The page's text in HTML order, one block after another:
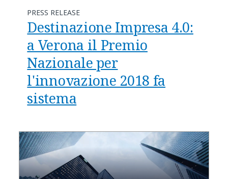
PRESS RELEASE
Destinazione Impresa 4.0:
a Verona il Premio
Nazionale per
l'innovazione 2018 fa
sistema